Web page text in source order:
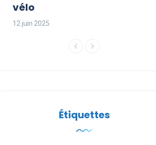
vélo
12 juin 2025
Étiquettes